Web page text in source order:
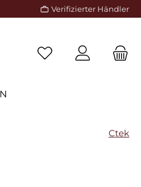
Verifizierter Händler
Ctek